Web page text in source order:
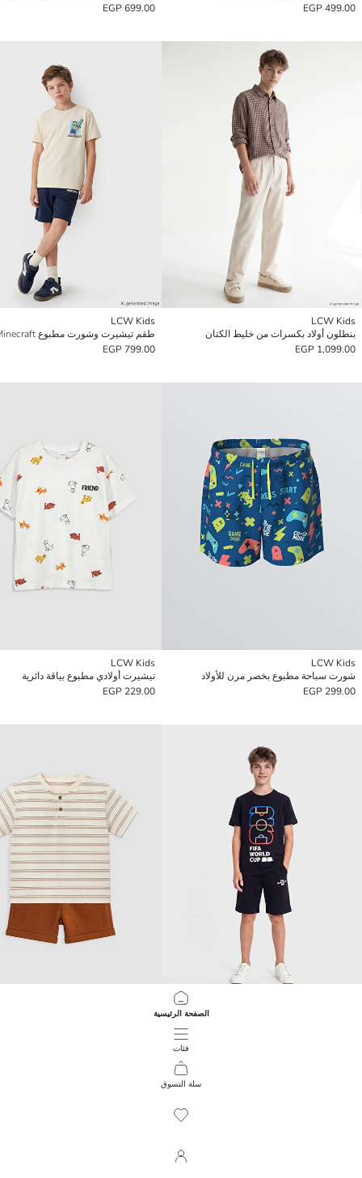
الصفحة الرئيسية
فئات
سلة التسوق
499.00 EGP
699.00 EGP
LCW Kids
بنطلون أولاد بكسرات من خليط الكتان
1,099.00 EGP
LCW Kids
طقم تيشيرت وشورت مطبوع Minecraft للأولاد
799.00 EGP
LCW Kids
شورت سباحة مطبوع بخصر مرن للأولاد
299.00 EGP
LCW Kids
تيشيرت أولادي مطبوع بياقة دائرية
229.00 EGP
طقم أولاد مخطط